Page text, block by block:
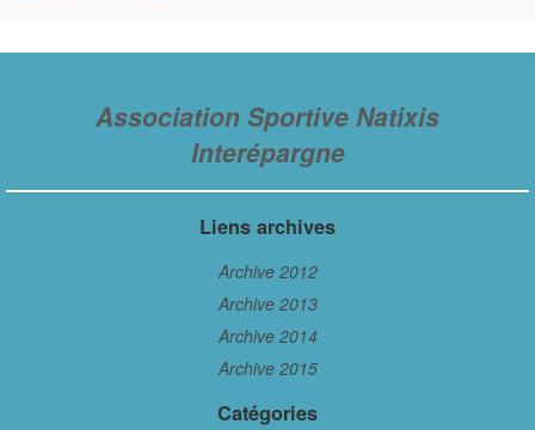
Association Sportive Natixis
Interépargne
Liens archives
Archive 2012
Archive 2013
Archive 2014
Archive 2015
Catégories